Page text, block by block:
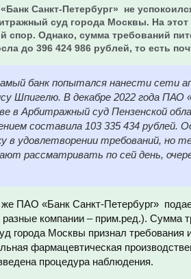
Санкт-Петербург» не
суд города Москвы. На этот
спор. Однако, сумма требований
до 396 424 986 рублей, то есть
банк попытался нанести сети
Шпигелю. В декабре 2022 года ПАО
в Арбитражный суд Пензенской
составила 103 335 434 рублей.
в удовлетворении требований, но
рассматривать по сей день,
же ПАО «Банк Санкт-Петербург»
компании – прим.ред.). Сумма
города Москвы признал требования
фармацевтическая
процедура наблюдения.